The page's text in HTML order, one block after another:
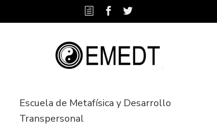
Escuela de Metafísica y Desarrollo
Transpersonal